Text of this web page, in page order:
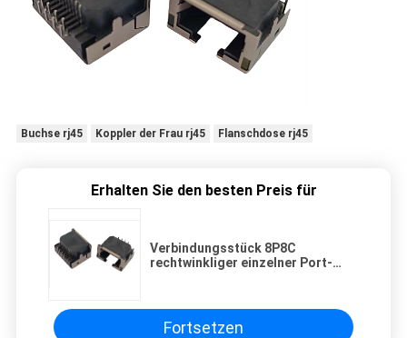
Buchse rj45 Koppler der Frau rj45 Flanschdose rj45
Erhalten Sie den besten Preis für
Verbindungsstück 8P8C
rechtwinkliger einzelner Port-
Fortsetzen